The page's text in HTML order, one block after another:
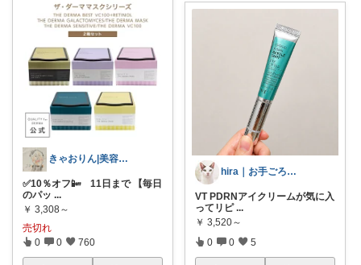
きゃおりん|美容好き3児ママ
✅10％オフ📴 11日まで 【毎日
のパッ ...
￥ 3,308～
売切れ
0 0 760
hira｜お手ごろ美容と暮らし
VT PDRNアイクリームが気に入
ってリピ ...
￥ 3,520～
0 0 5